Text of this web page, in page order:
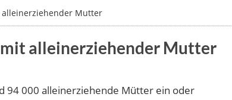
alleinerziehender Mutter
alleinerziehender Mutter
94 000 alleinerziehende Mütter ein oder